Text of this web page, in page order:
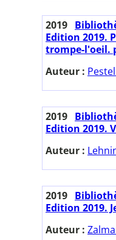
2019
Edition 2019.
trompe-l'oeil.
Auteur :
2019
Edition 2019.
Auteur :
2019
Edition 2019.
Auteur :